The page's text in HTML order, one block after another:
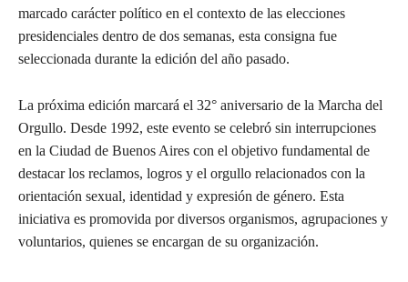
marcado carácter político en el contexto de las elecciones
presidenciales dentro de dos semanas, esta consigna fue
seleccionada durante la edición del año pasado.
La próxima edición marcará el 32° aniversario de la Marcha del
Orgullo. Desde 1992, este evento se celebró sin interrupciones
en la Ciudad de Buenos Aires con el objetivo fundamental de
destacar los reclamos, logros y el orgullo relacionados con la
orientación sexual, identidad y expresión de género. Esta
iniciativa es promovida por diversos organismos, agrupaciones y
voluntarios, quienes se encargan de su organización.